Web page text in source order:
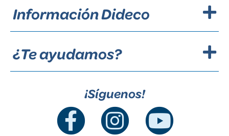
Información Dideco
¿Te ayudamos?
¡Síguenos!